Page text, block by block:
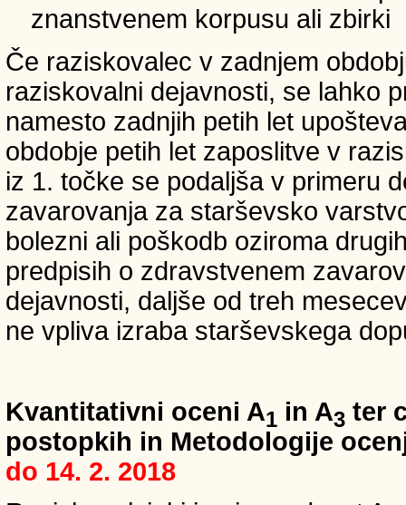
znanstvenem korpusu ali zbirki
Če raziskovalec v zadnjem
raziskovalni dejavnosti, se lahko
namesto zadnjih petih let
obdobje petih let zaposlitve v
iz 1. točke se podaljša v primeru
zavarovanja za starševsko
bolezni ali poškodb oziroma
predpisih o zdravstvenem
dejavnosti, daljše od treh
ne vpliva izraba starševskega
Kvantitativni oceni A1 in A3 ter
postopkih in Metodologije
do 14. 2. 2018